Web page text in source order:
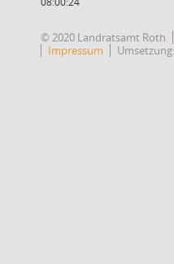
© 2020 Landratsamt Roth
Impressum
Umsetzung: